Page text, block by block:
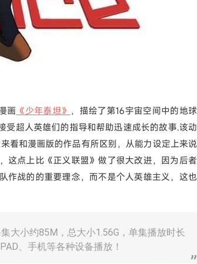
画 《少年泰坦》 ，描绘了第16宇宙空间中的地球
受超人英雄们的指导和帮助迅速成长的故事.该动
看和漫画版的作品有所区别，从能力设定上来说
这点上比《正义联盟》做了很大改进，因为后者
作战的的重要理念，而不是个人英雄主义，这也
大小约85M，总大小1.56G，单集播放时长
、手机等各种设备播放！